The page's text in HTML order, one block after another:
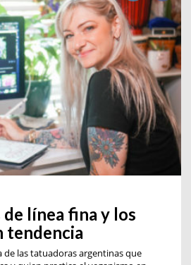
línea fina y los
tendencia
de las tatuadoras argentinas que